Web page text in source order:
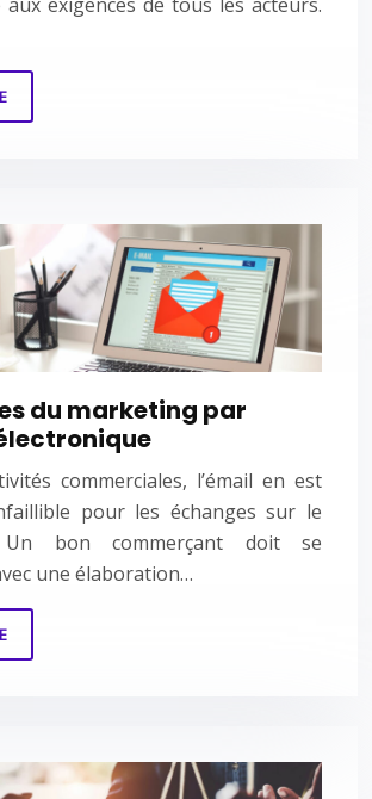
du marketing par
commerciales, l’émail en est
pour les échanges sur le
Un bon commerçant doit se
une élaboration…